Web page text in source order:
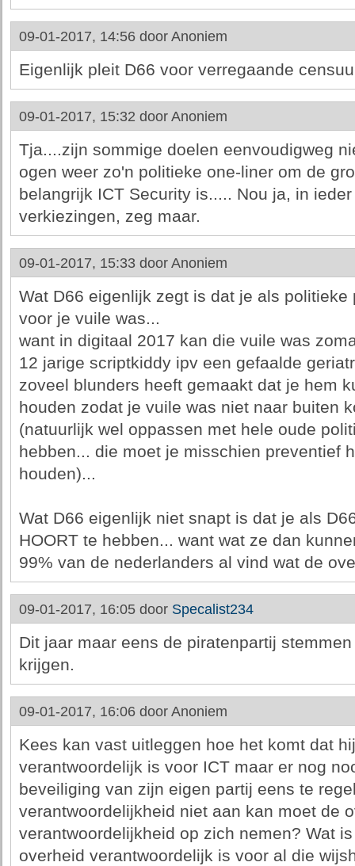
09-01-2017, 14:56 door Anoniem
Eigenlijk pleit D66 voor verregaande
09-01-2017, 15:32 door Anoniem
Tja....zijn sommige doelen eenvoudigweg
ogen weer zo'n politieke one-liner om de
belangrijk ICT Security is..... Nou ja, in
verkiezingen, zeg maar.
09-01-2017, 15:33 door Anoniem
Wat D66 eigenlijk zegt is dat je als
voor je vuile was...
want in digitaal 2017 kan die vuile was
12 jarige scriptkiddy ipv een gefaalde
zoveel blunders heeft gemaakt dat je hem
houden zodat je vuile was niet naar buiten
(natuurlijk wel oppassen met hele oude
hebben... die moet je misschien preventief
houden)...
Wat D66 eigenlijk niet snapt is dat je als
HOORT te hebben... want wat ze dan
99% van de nederlanders al vind wat de
09-01-2017, 16:05 door Specalist234
Dit jaar maar eens de piratenpartij
krijgen.
09-01-2017, 16:06 door Anoniem
Kees kan vast uitleggen hoe het komt dat
verantwoordelijk is voor ICT maar er nog
beveiliging van zijn eigen partij eens te
verantwoordelijkheid niet aan kan moet de
verantwoordelijkheid op zich nemen? Wat
overheid verantwoordelijk is voor al die